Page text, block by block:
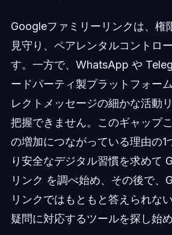
Googleファミリーリンクは、権
見守り、ペアレンタルコントロ
す。一方で、WhatsApp や
ードパーティ製プラットフォー
レクトメッセージの細かな活動
把握できません。このギャップ
の増加につながっている理由の1
り安全なデジタル習慣を求めて
リンク を調べ始め、その後で、
リンクではもともと答えられな
疑問に対応するツールを探し始め